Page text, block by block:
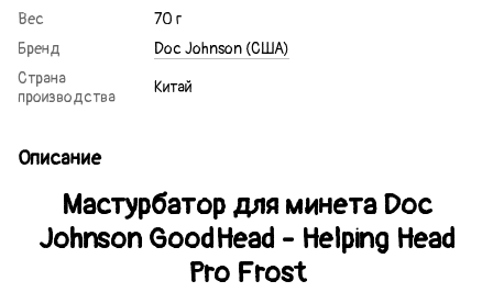
Вес
70 г
Бренд
Doc Johnson (США)
Страна
производства
Китай
Описание
Мастурбатор для минета Doc
Johnson GoodHead - Helping Head
Pro Frost